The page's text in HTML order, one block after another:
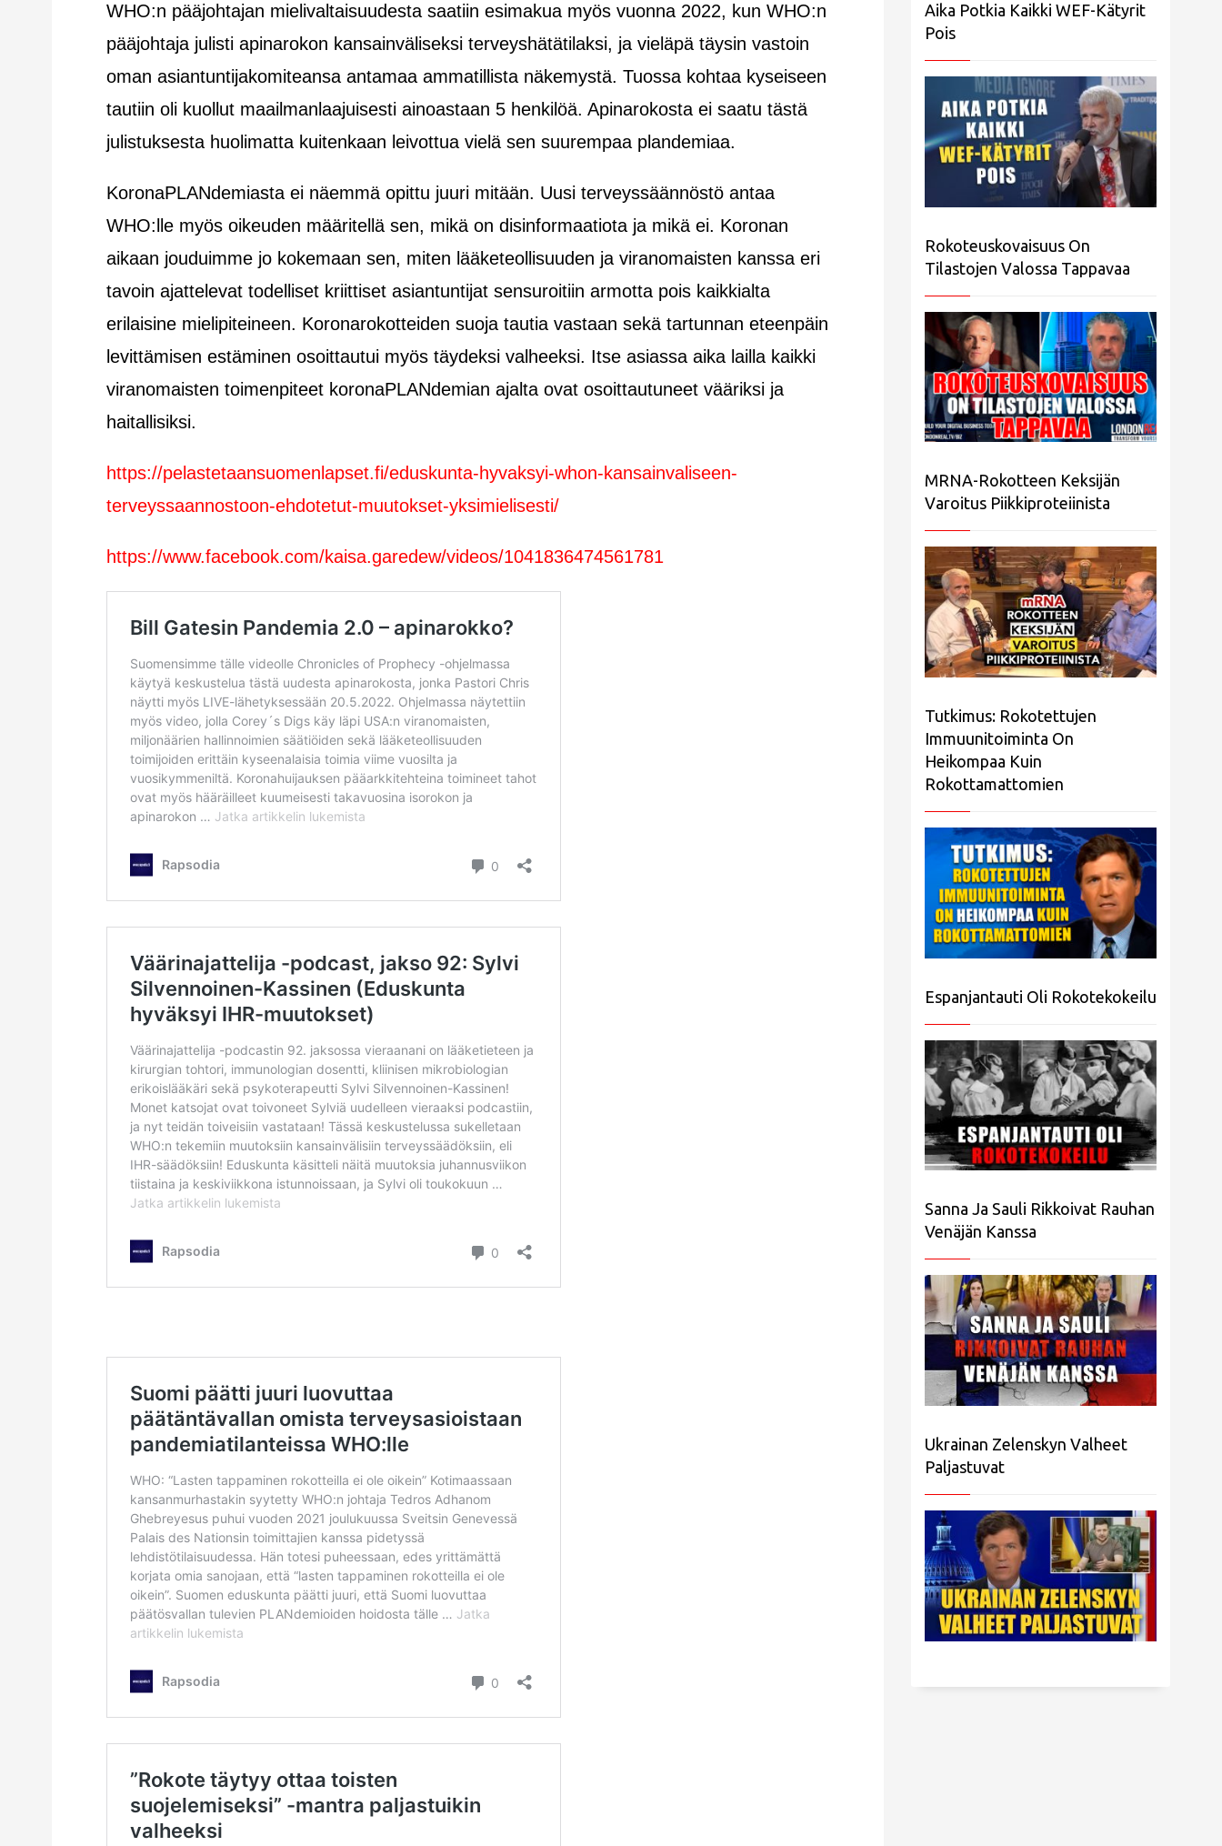
WHO:n pääjohtajan mielivaltaisuudesta saatiin esimakua myös vuonna 2022, kun WHO:n
pääjohtaja julisti apinarokon kansainväliseksi terveyshätätilaksi, ja vieläpä täysin vastoin
oman asiantuntijakomiteansa antamaa ammatillista näkemystä. Tuossa kohtaa kyseiseen
tautiin oli kuollut maailmanlaajuisesti ainoastaan 5 henkilöä. Apinarokosta ei saatu tästä
julistuksesta huolimatta kuitenkaan leivottua vielä sen suurempaa plandemiaa.
KoronaPLANdemiasta ei näemmä opittu juuri mitään. Uusi terveyssäännöstö antaa
WHO:lle myös oikeuden määritellä sen, mikä on disinformaatiota ja mikä ei. Koronan
aikaan jouduimme jo kokemaan sen, miten lääketeollisuuden ja viranomaisten kanssa eri
tavoin ajattelevat todelliset kriittiset asiantuntijat sensuroitiin armotta pois kaikkialta
erilaisine mielipiteineen. Koronarokotteiden suoja tautia vastaan sekä tartunnan eteenpäin
levittämisen estäminen osoittautui myös täydeksi valheeksi. Itse asiassa aika lailla kaikki
viranomaisten toimenpiteet koronaPLANdemian ajalta ovat osoittautuneet vääriksi ja
haitallisiksi.
https://pelastetaansuomenlapset.fi/eduskunta-hyvaksyi-whon-kansainvaliseen-
terveyssaannostoon-ehdotetut-muutokset-yksimielisesti/
https://www.facebook.com/kaisa.garedew/videos/1041836474561781
Aika Potkia Kaikki WEF-Kätyrit
Pois
Rokoteuskovaisuus On
Tilastojen Valossa Tappavaa
MRNA-Rokotteen Keksijän
Varoitus Piikkiproteiinista
Tutkimus: Rokotettujen
Immuunitoiminta On
Heikompaa Kuin
Rokottamattomien
Espanjantauti Oli Rokotekokeilu
Sanna Ja Sauli Rikkoivat Rauhan
Venäjän Kanssa
Ukrainan Zelenskyn Valheet
Paljastuvat